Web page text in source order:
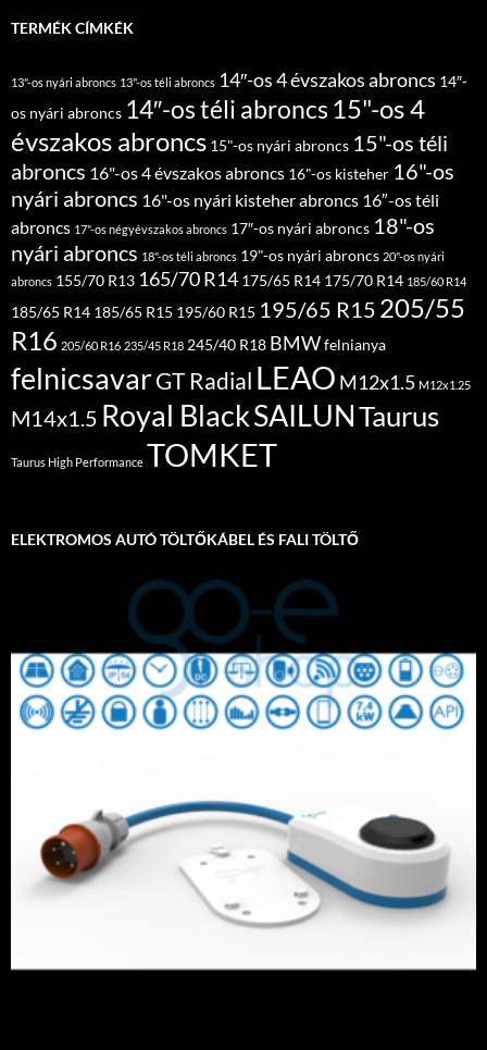
TERMÉK CÍMKÉK
13"-os nyári abroncs 13"-os téli abroncs 14″-os 4 évszakos abroncs 14″-
os nyári abroncs 14″-os téli abroncs 15"-os 4
évszakos abroncs 15"-os nyári abroncs 15"-os téli
abroncs 16"-os 4 évszakos abroncs 16"-os kisteher 16"-os
nyári abroncs 16"-os nyári kisteher abroncs 16″-os téli
abroncs 17"-os négyévszakos abroncs 17″-os nyári abroncs 18"-os
nyári abroncs 18"-os téli abroncs 19"-os nyári abroncs 20"-os nyári
abroncs 155/70 R13 165/70 R14 175/65 R14 175/70 R14 185/60 R14
185/65 R14 185/65 R15 195/60 R15 195/65 R15 205/55
R16 205/60 R16 235/45 R18 245/40 R18 BMWfelnianya
felnicsavarGT Radial LEAO M12x1.5 M12x1.25
M14x1.5 Royal BlackSAILUNTaurus
Taurus High Performance TOMKET
ELEKTROMOS AUTÓ TÖLTŐKÁBEL ÉS FALI TÖLTŐ